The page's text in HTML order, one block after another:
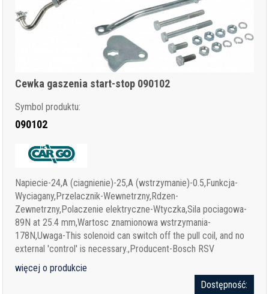
Cewka gaszenia start-stop 090102
Symbol produktu:
090102
Napiecie-24,A (ciagnienie)-25,A (wstrzymanie)-0.5,Funkcja-
Wyciagany,Przelacznik-Wewnetrzny,Rdzen-
Zewnetrzny,Polaczenie elektryczne-Wtyczka,Sila pociagowa-
89N at 25.4 mm,Wartosc znamionowa wstrzymania-
178N,Uwaga-This solenoid can switch off the pull coil, and no
external 'control' is necessary.,Producent-Bosch RSV
więcej o produkcie
Dostępność: